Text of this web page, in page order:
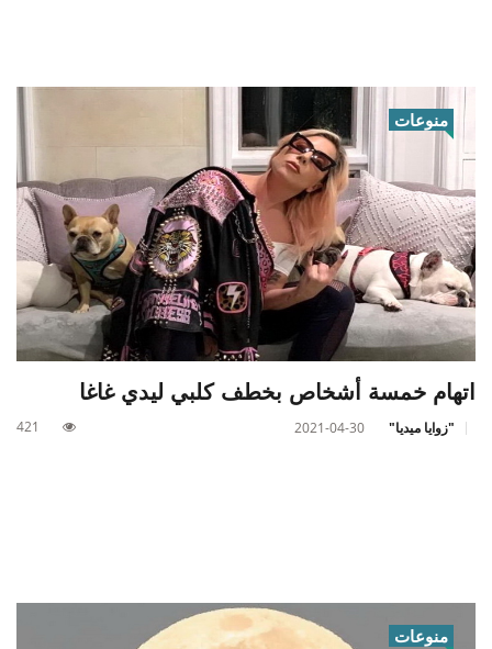
منوعات
اتهام خمسة أشخاص بخطف كلبي ليدي غاغا
"زوايا ميديا" 2021-04-30
421
منوعات